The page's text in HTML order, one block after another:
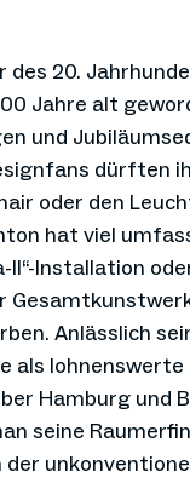
des 20.
Jahre alt
und
dürften
oder den
hat viel
II“-Installation
Anlässlich
als lohnenswerte
Hamburg und
seine
der